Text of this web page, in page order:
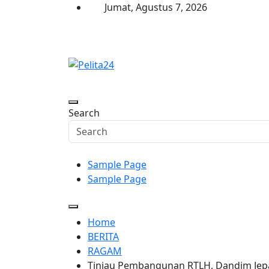
Jumat, Agustus 7, 2026
Search
Sample Page
Sample Page
Home
BERITA
RAGAM
Tinjau Pembangunan RTLH, Dandim